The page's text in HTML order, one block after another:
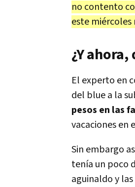
no contento
este miércoles
¿Y ahora,
El experto en
del blue a la
pesos en las
vacaciones en
Sin embargo
tenía un poco
aguinaldo y